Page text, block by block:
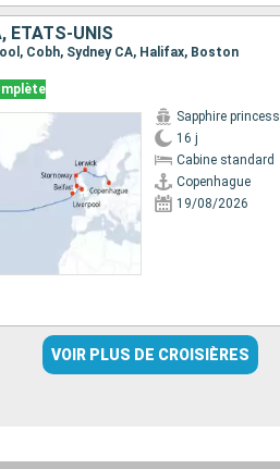
ÉTATS-UNIS
Cobh, Sydney CA, Halifax, Boston
Sapphire princess
16 j
Cabine standard
Copenhague
19/08/2026
VOIR PLUS DE CROISIÈRES